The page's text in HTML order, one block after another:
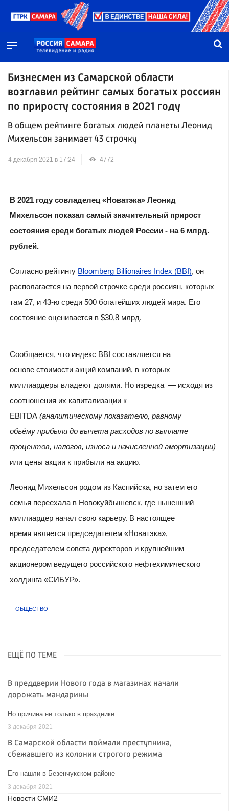
Бизнесмен из Самарской области
возглавил рейтинг самых богатых россиян
по приросту состояния в 2021 году
В общем рейтинге богатых людей планеты Леонид
Михельсон занимает 43 строчку
4 декабря 2021 в 17:24 4772
В 2021 году совладелец «Новатэка» Леонид
Михельсон показал самый значительный прирост
состояния среди богатых людей России - на 6 млрд.
рублей.
Согласно рейтингу Bloomberg Billionaires Index (BBI), он
располагается на первой строчке среди россиян, которых
там 27, и 43-ю среди 500 богатейших людей мира. Его
состояние оценивается в $30,8 млрд.
Сообщается, что индекс BBI составляется на
основе стоимости акций компаний, в которых
миллиардеры владеют долями. Но изредка — исходя из
соотношения их капитализации к
EBITDA (аналитическому показателю, равному
объёму прибыли до вычета расходов по выплате
процентов, налогов, износа и начисленной амортизации)
или цены акции к прибыли на акцию.
Леонид Михельсон родом из Каспийска, но затем его
семья переехала в Новокуйбышевск, где нынешний
миллиардер начал свою карьеру. В настоящее
время является председателем «Новатэка»,
председателем совета директоров и крупнейшим
акционером ведущего российского нефтехимического
холдинга «СИБУР».
ОБЩЕСТВО
ЕЩЁ ПО ТЕМЕ
В преддверии Нового года в магазинах начали
дорожать мандарины
Но причина не только в празднике
3 декабря 2021
В Самарской области поймали преступника,
сбежавшего из колонии строгого режима
Его нашли в Безенчукском районе
3 декабря 2021
Новости СМИ2